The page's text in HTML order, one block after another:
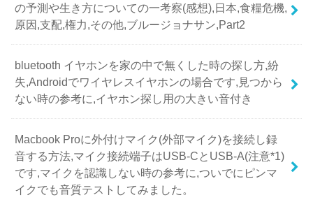
の予測や生き方についての一考察(感想),日本,食糧危機,
原因,支配,権力,その他,ブルージョナサン,Part2
bluetooth イヤホンを家の中で無くした時の探し方,紛
失,Androidでワイヤレスイヤホンの場合です,見つから
ない時の参考に,イヤホン探し用の大きい音付き
Macbook Proに外付けマイク(外部マイク)を接続し録
音する方法,マイク接続端子はUSB-CとUSB-A(注意*1)
です,マイクを認識しない時の参考に,ついでにピンマ
イクでも音質テストしてみました。